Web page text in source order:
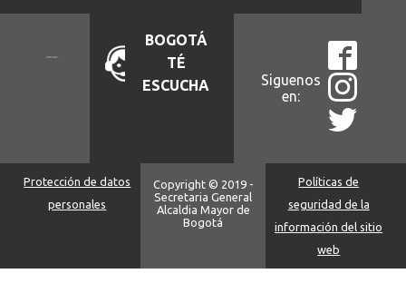
BOGOTÁ
TÉ
ESCUCHA
Siguenos
en:
Protección de datos
personales
Copyright © 2019 -
Secretaria General
Alcaldia Mayor de
Bogotá
Políticas de
seguridad de la
información del sitio
web